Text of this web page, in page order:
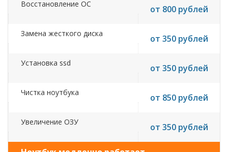
Восстановление ОС от 800 рублей
Замена жесткого диска от 350 рублей
Установка ssd от 350 рублей
Чистка ноутбука от 850 рублей
Увеличение ОЗУ от 350 рублей